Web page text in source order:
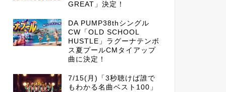
GREAT」決定！
DA PUMP38thシングル
CW「OLD SCHOOL
HUSTLE」ラグーナテンボ
ス夏プールCMタイアップ
曲に決定！
7/15(月)「3秒聴けば誰で
もわかる名曲ベスト100」